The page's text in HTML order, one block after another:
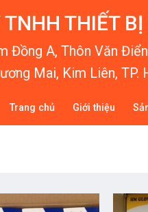
TNHH THIẾT
Đồng A, Thôn Văn
Mai, Kim Liên, TP.
Trang chủ Giới thiệu